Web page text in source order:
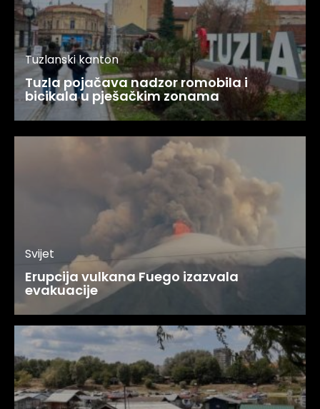
Tuzlanski kanton
Tuzla pojačava nadzor romobila i
bicikala u pješačkim zonama
Svijet
Erupcija vulkana Fuego izazvala
evakuacije